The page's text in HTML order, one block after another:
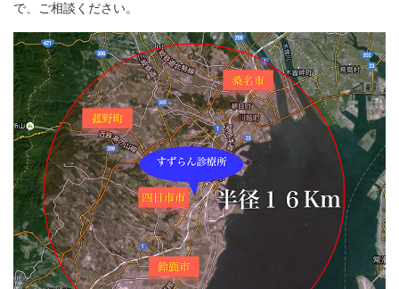
で、ご相談ください。